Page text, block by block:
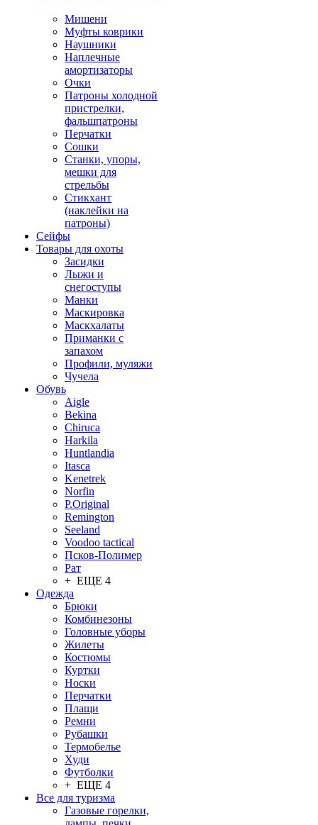
Мишени
Муфты коврики
Наушники
Наплечные
амортизаторы
Очки
Патроны холодной
пристрелки,
фальшпатроны
Перчатки
Сошки
Станки, упоры,
мешки для
стрельбы
Стикхант
(наклейки на
патроны)
Сейфы
Товары для охоты
Засидки
Лыжи и
снегоступы
Манки
Маскировка
Маскхалаты
Приманки с
запахом
Профили, муляжи
Чучела
Обувь
Aigle
Bekina
Chiruсa
Harkila
Huntlandia
Itasca
Kenetrek
Norfin
P.Original
Remington
Seeland
Voodoo tactical
Псков-Полимер
Рат
+ ЕЩЕ 4
Одежда
Брюки
Комбинезоны
Головные уборы
Жилеты
Костюмы
Куртки
Носки
Перчатки
Плащи
Ремни
Рубашки
Термобелье
Худи
Футболки
+ ЕЩЕ 4
Все для туризма
Газовые горелки,